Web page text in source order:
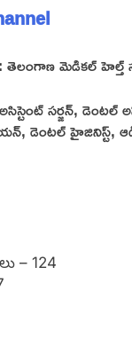
తెలంగాణ మెడికల్ హెల్త్
సర్జన్, డెంటల్
డెంటల్ హైజినిస్ట్,
– 124